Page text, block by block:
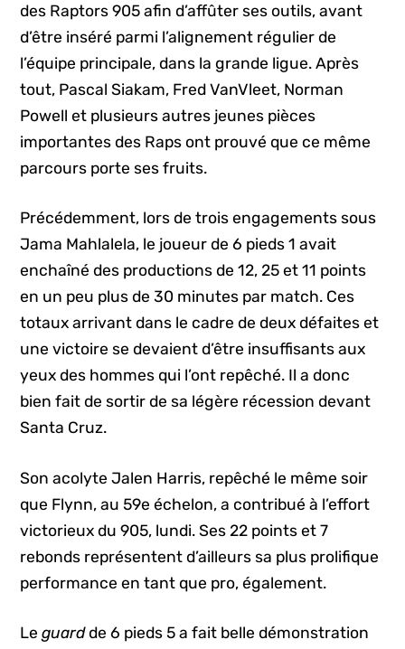
des Raptors 905 afin d’affûter ses outils, avant
d’être inséré parmi l’alignement régulier de
l’équipe principale, dans la grande ligue. Après
tout, Pascal Siakam, Fred VanVleet, Norman
Powell et plusieurs autres jeunes pièces
importantes des Raps ont prouvé que ce même
parcours porte ses fruits.
Précédemment, lors de trois engagements sous
Jama Mahlalela, le joueur de 6 pieds 1 avait
enchaîné des productions de 12, 25 et 11 points
en un peu plus de 30 minutes par match. Ces
totaux arrivant dans le cadre de deux défaites et
une victoire se devaient d’être insuffisants aux
yeux des hommes qui l’ont repêché. Il a donc
bien fait de sortir de sa légère récession devant
Santa Cruz.
Son acolyte Jalen Harris, repêché le même soir
que Flynn, au 59e échelon, a contribué à l’effort
victorieux du 905, lundi. Ses 22 points et 7
rebonds représentent d’ailleurs sa plus prolifique
performance en tant que pro, également.
Leguardde 6 pieds 5 a fait belle démonstration